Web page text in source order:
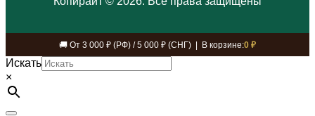
🚚 От 3 000 ₽ (РФ) / 5 000 ₽ (СНГ) | В корзине:0 ₽
Искать
×